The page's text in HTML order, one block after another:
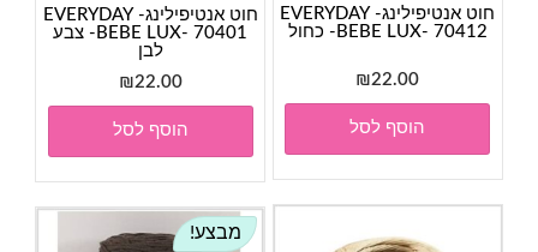
חוט אנטיפילינג- EVERYDAY
BEBE LUX- 70412- כחול
₪22.00
הוסף לסל
חוט אנטיפילינג- EVERYDAY
BEBE LUX- 70401- צבע
לבן
₪22.00
הוסף לסל
מבצע!